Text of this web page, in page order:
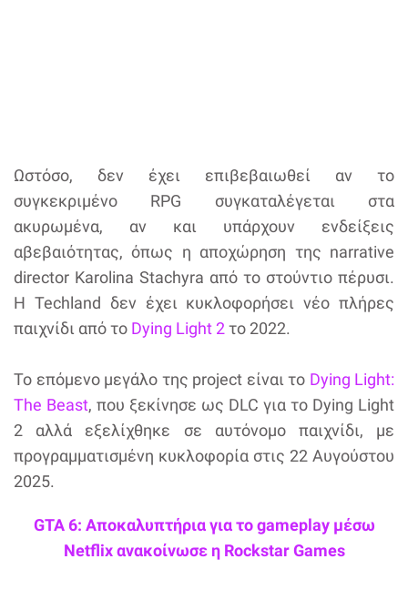
Ωστόσο, δεν έχει επιβεβαιωθεί αν το
συγκεκριμένο RPG συγκαταλέγεται στα
ακυρωμένα, αν και υπάρχουν ενδείξεις
αβεβαιότητας, όπως η αποχώρηση της narrative
director Karolina Stachyra από το στούντιο πέρυσι.
Η Techland δεν έχει κυκλοφορήσει νέο πλήρες
παιχνίδι από το Dying Light 2το 2022.
Το επόμενο μεγάλο της project είναι το Dying Light:
The Beast, που ξεκίνησε ως DLC για το Dying Light
2 αλλά εξελίχθηκε σε αυτόνομο παιχνίδι, με
προγραμματισμένη κυκλοφορία στις 22 Αυγούστου
2025.
GTA 6: Αποκαλυπτήρια για το gameplay μέσω
Netflix ανακοίνωσε η Rockstar Games